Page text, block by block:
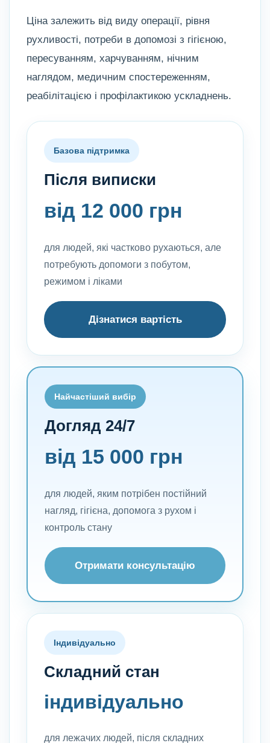
Ціна залежить від виду операції, рівня
рухливості, потреби в допомозі з гігієною,
пересуванням, харчуванням, нічним
наглядом, медичним спостереженням,
реабілітацією і профілактикою ускладнень.
Базова підтримка
Після виписки
від 12 000 грн
для людей, які частково рухаються, але
потребують допомоги з побутом,
режимом і ліками
Дізнатися вартість
Найчастіший вибір
Догляд 24/7
від 15 000 грн
для людей, яким потрібен постійний
нагляд, гігієна, допомога з рухом і
контроль стану
Отримати консультацію
Індивідуально
Складний стан
індивідуально
для лежачих людей, після складних